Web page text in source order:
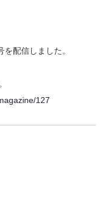
配信しました。
127